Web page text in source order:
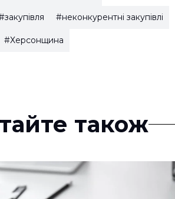
#неконкурентні закупівлі
#Херсонщина
також